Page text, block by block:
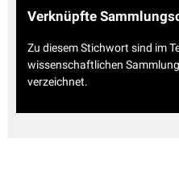
Verknüpfte
Zu diesem Stichwort sind im
wissenschaftlichen
verzeichnet.